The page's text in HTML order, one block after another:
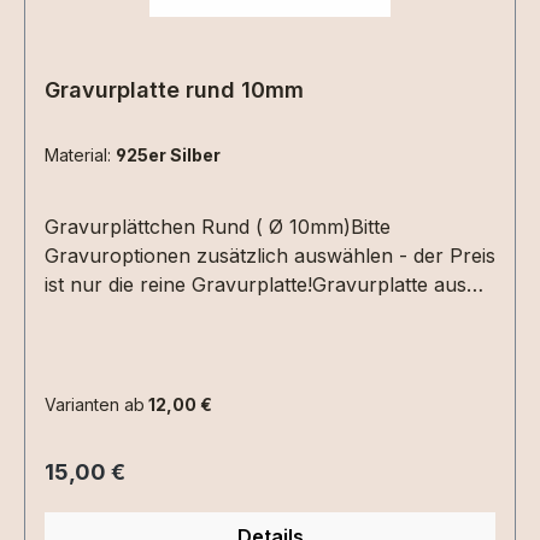
Gravurplatte rund 10mm
Material: 925er Silber
Gravurplättchen Rund ( Ø 10mm)Bitte
Gravuroptionen zusätzlich auswählen - der Preis
ist nur die reine Gravurplatte!Gravurplatte aus
und Rückseite in Druck - oder Schreibschrift
entsprechende Gravuroption auswählen und die
Datei per Upload mit in den Warenkorb legen.
Varianten ab 12,00 €
Regulärer Preis:
15,00 €